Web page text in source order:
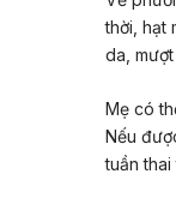
thời, hạt
da,
Mẹ có
Nếu
tuần thai